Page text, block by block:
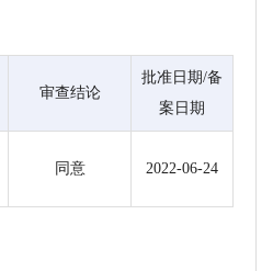
审查结论
批准日期/备
案日期
同意 2022-06-24